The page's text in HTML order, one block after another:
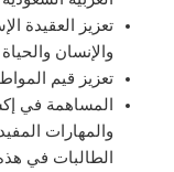
تعزيز العقيدة
والإنسان
تعزيز قيم
المساهمة في
والمهارات
الطالبات في